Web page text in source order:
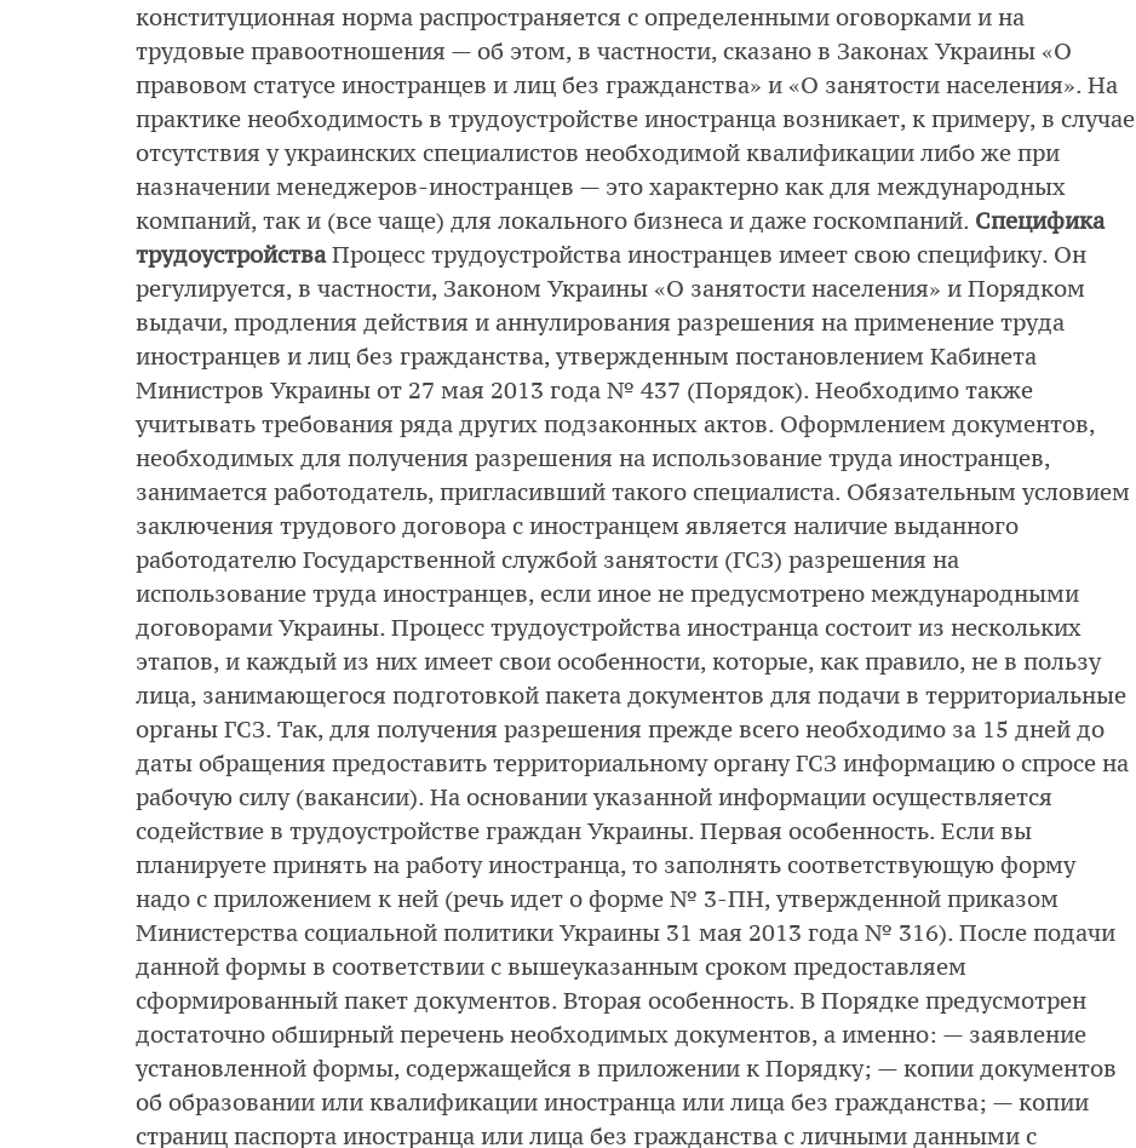
конституционная норма распространяется с определенными оговорками и на
трудовые правоотношения — об этом, в частности, сказано в Законах Украины «О
правовом статусе иностранцев и лиц без гражданства» и «О занятости населения». На
практике необходимость в трудоустройстве иностранца возникает, к примеру, в случае
отсутствия у украинских специалистов необходимой квалификации либо же при
назначении менеджеров-иностранцев — это характерно как для международных
компаний, так и (все чаще) для локального бизнеса и даже госкомпаний. Специфика
трудоустройстваПроцесс трудоустройства иностранцев имеет свою специфику. Он
регулируется, в частности, Законом Украины «О занятости населения» и Порядком
выдачи, продления действия и аннулирования разрешения на применение труда
иностранцев и лиц без гражданства, утвержденным постановлением Кабинета
Министров Украины от 27 мая 2013 года № 437 (Порядок). Необходимо также
учитывать требования ряда других подзаконных актов. Оформлением документов,
необходимых для получения разрешения на использование труда иностранцев,
занимается работодатель, пригласивший такого специалиста. Обязательным условием
заключения трудового договора с иностранцем является наличие выданного
работодателю Государственной службой занятости (ГСЗ) разрешения на
использование труда иностранцев, если иное не предусмотрено международными
договорами Украины. Процесс трудоустройства иностранца состоит из нескольких
этапов, и каждый из них имеет свои особенности, которые, как правило, не в пользу
лица, занимающегося подготовкой пакета документов для подачи в территориальные
органы ГСЗ. Так, для получения разрешения прежде всего необходимо за 15 дней до
даты обращения предоставить территориальному органу ГСЗ информацию о спросе на
рабочую силу (вакансии). На основании указанной информации осуществляется
содействие в трудоустройстве граждан Украины. Первая особенность. Если вы
планируете принять на работу иностранца, то заполнять соответствующую форму
надо с приложением к ней (речь идет о форме № 3-ПН, утвержденной приказом
Министерства социальной политики Украины 31 мая 2013 года № 316). После подачи
данной формы в соответствии с вышеуказанным сроком предоставляем
сформированный пакет документов. Вторая особенность. В Порядке предусмотрен
достаточно обширный перечень необходимых документов, а именно: — заявление
установленной формы, содержащейся в приложении к Порядку; — копии документов
об образовании или квалификации иностранца или лица без гражданства; — копии
страниц паспорта иностранца или лица без гражданства с личными данными с